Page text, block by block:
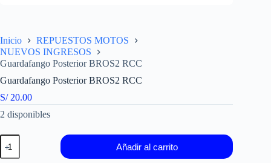
Inicio
REPUESTOS MOTOS
NUEVOS INGRESOS
Guardafango Posterior BROS2 RCC
Guardafango Posterior BROS2 RCC
S/20.00
2 disponibles
Guardafango
Posterior
BROS2
Añadir al carrito